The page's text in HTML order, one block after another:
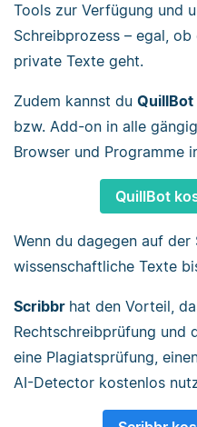
Tools zur Verfügung und
Schreibprozess – egal,
private Texte geht.
Zudem kannst du QuillBot
bzw. Add-on in alle
Browser und Programme
QuillBot
Wenn du dagegen auf
wissenschaftliche Texte
Scribbr hat den Vorteil,
Rechtschreibprüfung und
eine Plagiatsprüfung,
AI-Detector kostenlos